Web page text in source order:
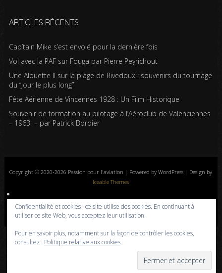
ARTICLES RÉCENTS
Cap’tain Mike s’est envolé pour la dernière fois
Vol avec la PAF sur Fouga par Pierre Peyrichout
Une Alouette II sur la plage de Rivedoux : souvenirs du tournage
du “Jour le plus long”
Fête Aérienne de Vincennes 1928 : Un Film Historique
Souvenir de formation au pilotage à l’Aéroclub de Valenciennes
– 1963 – par Patrick Bordier
Copyright © 2020-2026 Passion pour l'aviation | Powered by WordPress | Design by
Iceable Themes
Accueil Blog Albums photos Histoires de l’aviation
Contrôle aérien
Livres
Liens A propos Contact Politique de confidentialité
Confidentialité et cookies : ce site utilise des cookies. En continuant à
utiliser ce site Web, vous acceptez leur utilisation.
Pour en savoir plus, notamment sur la façon de contrôler les cookies,
consultez : Politique relative aux cookies